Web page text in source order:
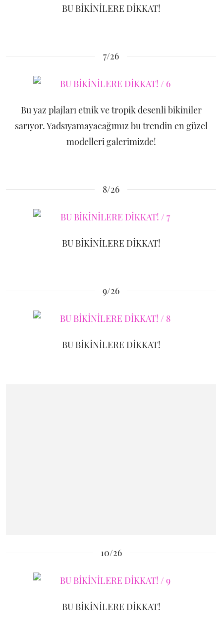
BU BİKİNİLERE DİKKAT!
7/26
Bu yaz plajları etnik ve tropik desenli bikiniler
sarıyor. Yadsıyamayacağımız bu trendin en güzel
modelleri galerimizde!
8/26
BU BİKİNİLERE DİKKAT!
9/26
BU BİKİNİLERE DİKKAT!
10/26
BU BİKİNİLERE DİKKAT!